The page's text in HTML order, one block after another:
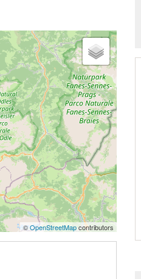
©OpenStreetMapcontributors